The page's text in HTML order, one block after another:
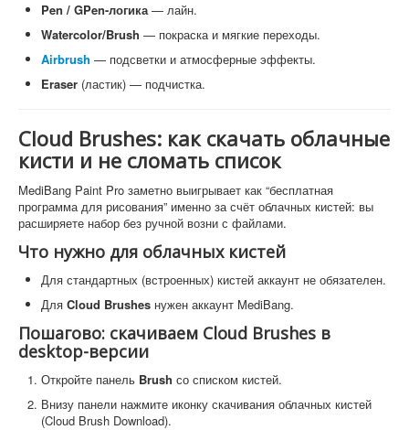
Pen / GPen-логика— лайн.
Watercolor/Brush — покраска и мягкие переходы.
Airbrush — подсветки и атмосферные эффекты.
Eraser (ластик) — подчистка.
Cloud Brushes: как скачать облачные
кисти и не сломать список
MediBang Paint Pro заметно выигрывает как “бесплатная
программа для рисования” именно за счёт облачных кистей: вы
расширяете набор без ручной возни с файлами.
Что нужно для облачных кистей
Для стандартных (встроенных) кистей аккаунт не обязателен.
Для Cloud Brushes нужен аккаунт MediBang.
Пошагово: скачиваем Cloud Brushes в
desktop-версии
Откройте панель Brush со списком кистей.
Внизу панели нажмите иконку скачивания облачных кистей
(Cloud Brush Download).